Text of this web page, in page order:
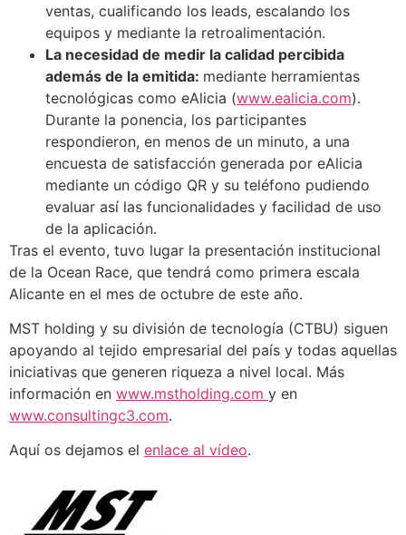
ventas, cualificando los leads, escalando los
equipos y mediante la retroalimentación.
La necesidad de medir la calidad percibida
además de la emitida: mediante herramientas
tecnológicas como eAlicia (www.ealicia.com).
Durante la ponencia, los participantes
respondieron, en menos de un minuto, a una
encuesta de satisfacción generada por eAlicia
mediante un código QR y su teléfono pudiendo
evaluar así las funcionalidades y facilidad de uso
de la aplicación.
Tras el evento, tuvo lugar la presentación institucional
de la Ocean Race, que tendrá como primera escala
Alicante en el mes de octubre de este año.
MST holding y su división de tecnología (CTBU) siguen
apoyando al tejido empresarial del país y todas aquellas
iniciativas que generen riqueza a nivel local. Más
información en www.mstholding.com y en
www.consultingc3.com.
Aquí os dejamos el enlace al vídeo.